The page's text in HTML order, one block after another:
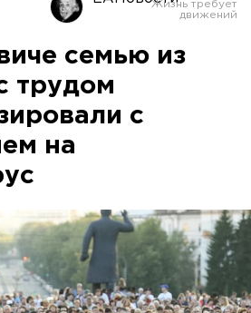
семью из
трудом
с
на